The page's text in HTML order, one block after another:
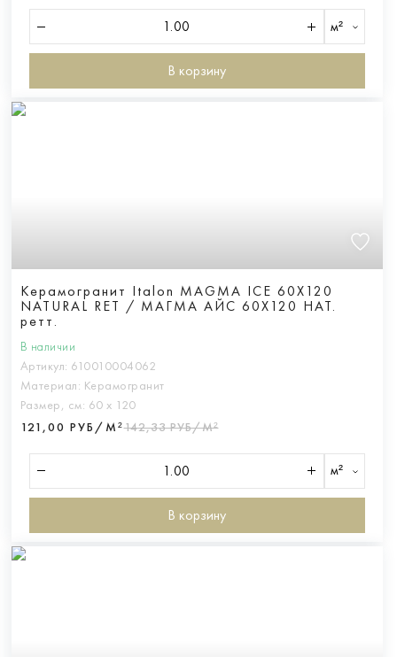
м²
В корзину
Керамогранит Italon MAGMA ICE 60X120
NATURAL RET / МАГМА АЙС 60X120 НАТ.
ретт.
В наличии
Артикул: 610010004062
Материал: Керамогранит
Размер, см: 60 х 120
121,00 РУБ/М²142,33 РУБ/М²
м²
В корзину